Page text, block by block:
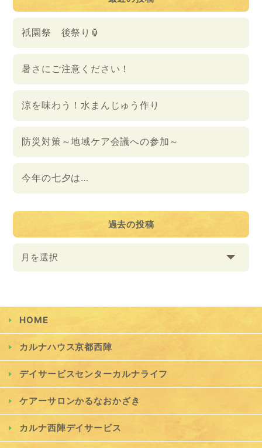
祇園祭 後祭り🏮
暑さにご注意ください！
涼を味わう！水まんじゅう作り
防災対策～地域ケア会議への参加～
今年の七夕は…
過去の投稿
月を選択
HOME
カルナハウス京都西陣
デイサービスセンターカルナライフ
ケアーサロンかるなおかざき
カルナ西陣デイサービス